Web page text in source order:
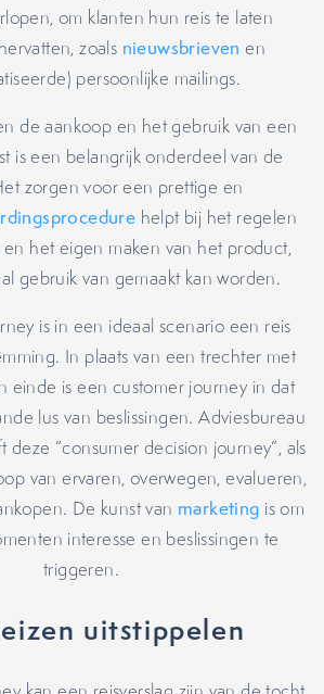
om klanten hun reis te laten
zoals nieuwsbrieven en
persoonlijke mailings.
de aankoop en het gebruik van een
is een belangrijk onderdeel van de
zorgen voor een prettige en
helpt bij het regelen
het eigen maken van het product,
gebruik van gemaakt kan worden.
is in een ideaal scenario een reis
In plaats van een trechter met
einde is een customer journey in dat
lus van beslissingen. Adviesbureau
deze “consumer decision journey”, als
van ervaren, overwegen, evalueren,
De kunst van marketing is om
interesse en beslissingen te
triggeren.
uitstippelen